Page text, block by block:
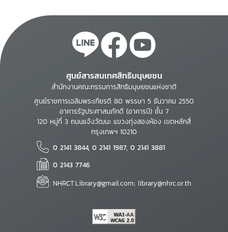
ศูนย์สารสนเทศสิทธิมนุษยชน
สำนักงานคณะกรรมการสิทธิมนุษยชนแห่งชาติ
ศูนย์ราชการเฉลิมพระเกียรติ 80 พรรษา 5 ธันวาคม 2550
อาคารรัฐประศาสนภักดี (อาคารบี) ชั้น 7
120 หมู่ที่ 3 ถนนแจ้งวัฒนะ แขวงทุ่งสองห้อง เขตหลักสี่
กรุงเทพฯ 10210
0 2141 3844, 0 2141 1987, 0 2141 3881
0 2143 7746
NHRCT.Library@gmail.com; library@nhrc.or.th